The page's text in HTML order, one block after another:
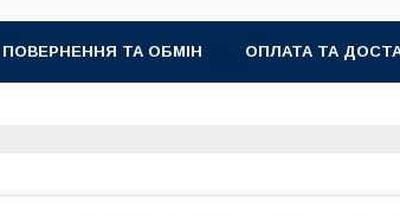
ПОВЕРНЕННЯ ТА ОБМІН ОПЛАТА ТА